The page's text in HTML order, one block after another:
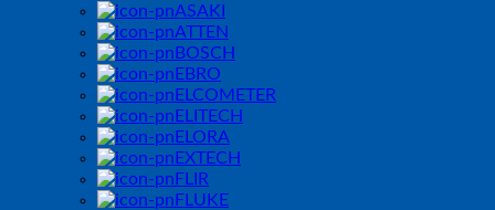
ASAKI
ATTEN
BOSCH
EBRO
ELCOMETER
ELITECH
ELORA
EXTECH
FLIR
FLUKE